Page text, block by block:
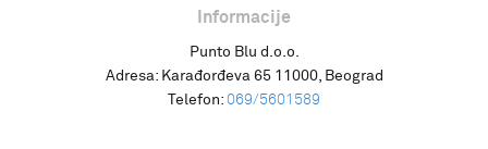
Informacije
Punto Blu d.o.o.
Adresa: Karađorđeva 65 11000, Beograd
Telefon: 069/5601589